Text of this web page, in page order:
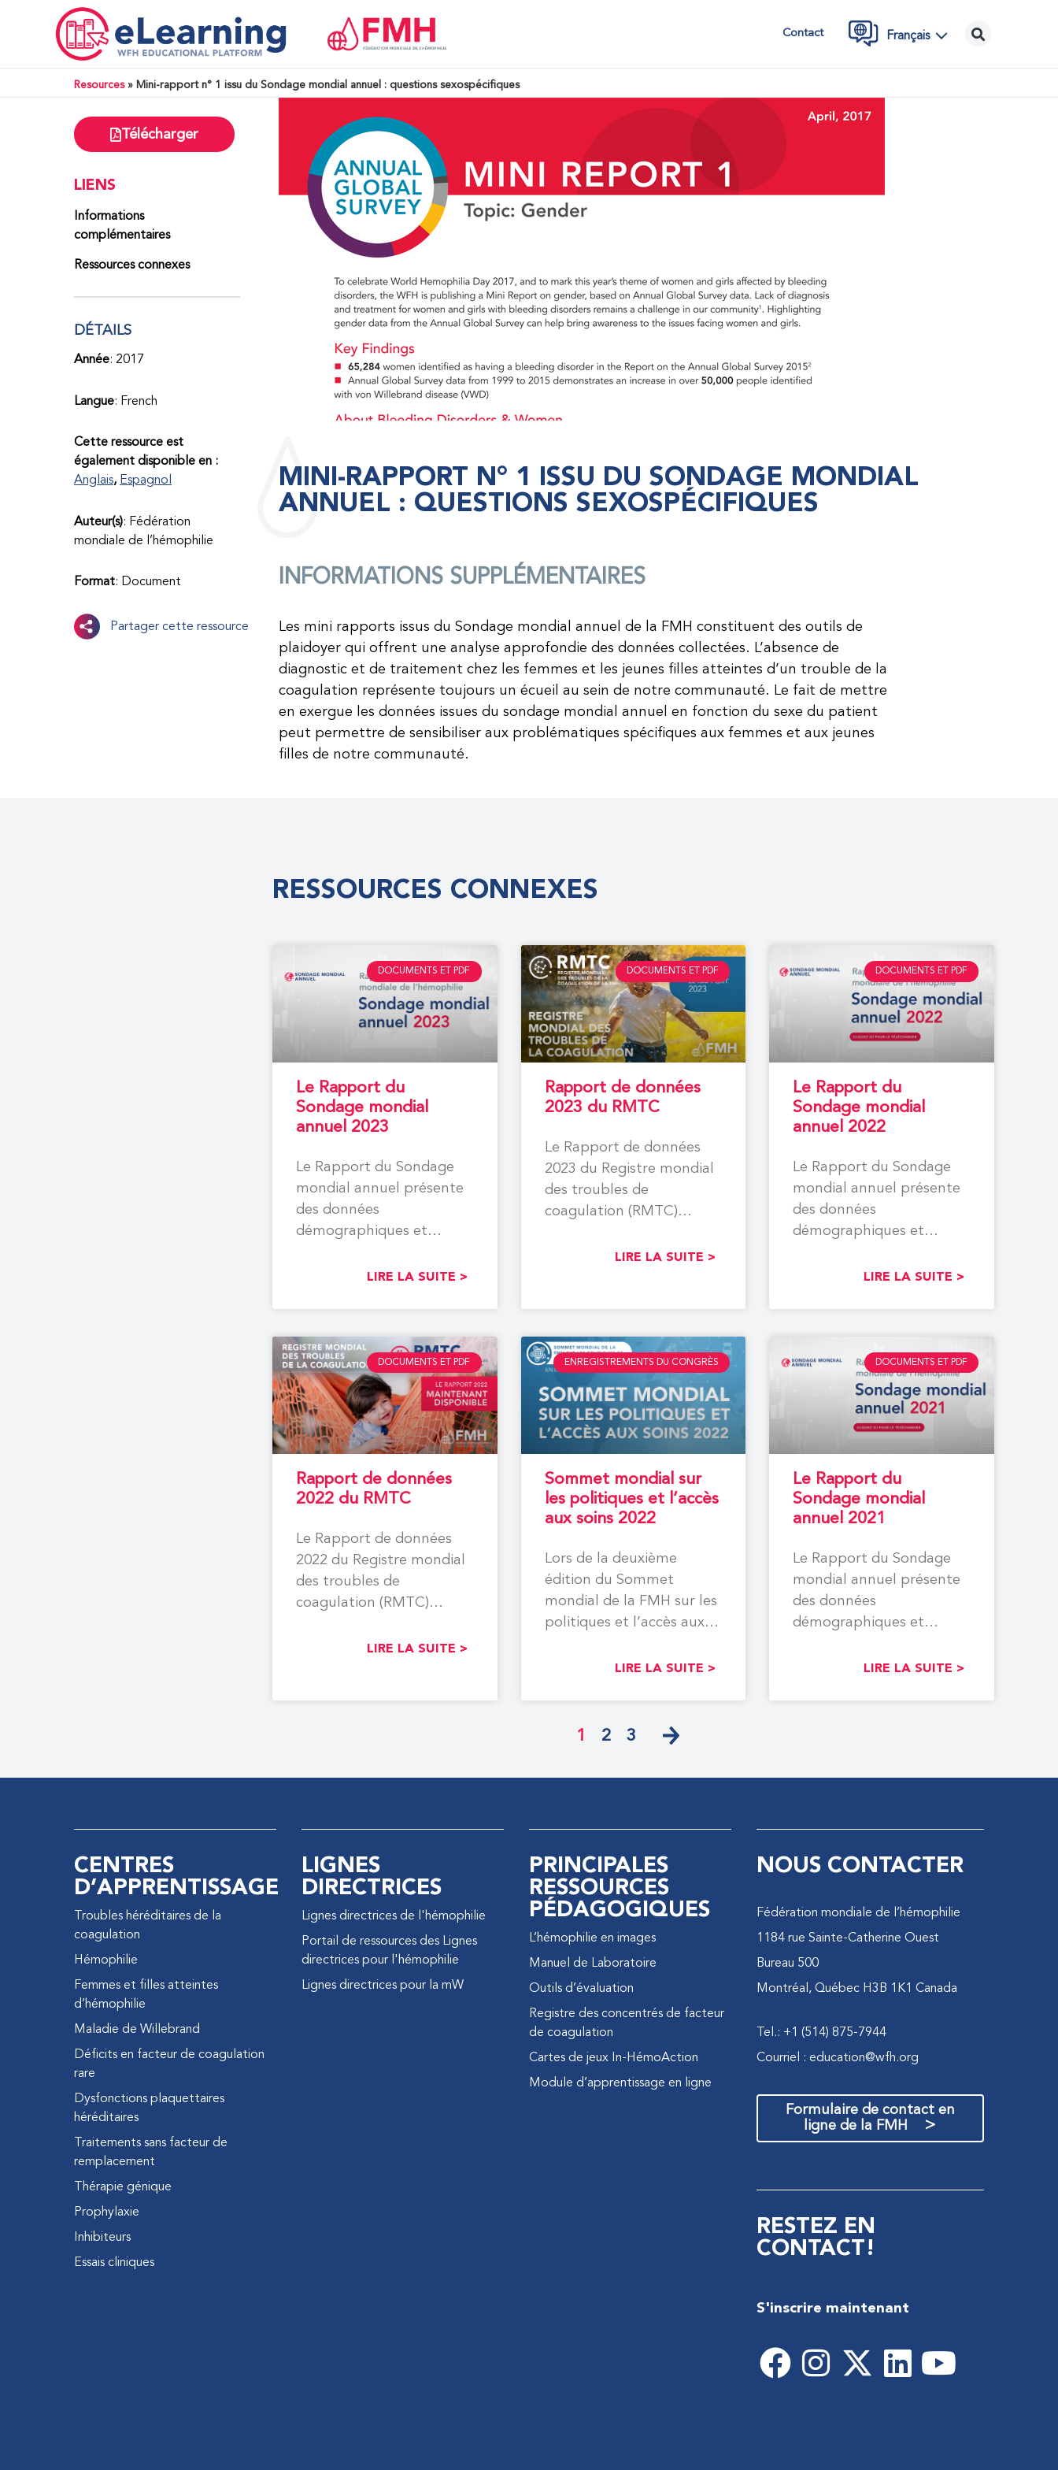
Contact Français
Resources» Mini-rapport n° 1 issu du Sondage mondial annuel : questions sexospécifiques
Télécharger
LIENS
Informations
complémentaires
Ressources connexes
DÉTAILS
Année: 2017
Langue: French
Cette ressource est
également disponible en :
Anglais Espagnol
Auteur(s): Fédération
mondiale de l’hémophilie
Format: Document
Partager cette ressource
MINI-RAPPORT N° 1 ISSU DU SONDAGE MONDIAL
ANNUEL : QUESTIONS SEXOSPÉCIFIQUES
INFORMATIONS SUPPLÉMENTAIRES
Les mini rapports issus du Sondage mondial annuel de la FMH constituent des outils de
plaidoyer qui offrent une analyse approfondie des données collectées. L’absence de
diagnostic et de traitement chez les femmes et les jeunes filles atteintes d’un trouble de la
coagulation représente toujours un écueil au sein de notre communauté. Le fait de mettre
en exergue les données issues du sondage mondial annuel en fonction du sexe du patient
peut permettre de sensibiliser aux problématiques spécifiques aux femmes et aux jeunes
filles de notre communauté.
RESSOURCES CONNEXES
DOCUMENTS ET PDF
Le Rapport du
Sondage mondial
annuel 2023
Le Rapport du Sondage
mondial annuel présente
des données
démographiques et
personnes atteintes
LIRE LA SUITE >
DOCUMENTS ET PDF
Rapport de données
2023 du RMTC
Le Rapport de données
2023 du Registre mondial
des troubles de
coagulation (RMTC)
relatives à plus deLIRE LA SUITE >
DOCUMENTS ET PDF
Le Rapport du
Sondage mondial
annuel 2022
Le Rapport du Sondage
mondial annuel présente
des données
démographiques et
personnes atteintes
LIRE LA SUITE >
DOCUMENTS ET PDF
Rapport de données
2022 du RMTC
Le Rapport de données
2022 du Registre mondial
des troubles de
coagulation (RMTC)
relatives à plus deLIRE LA SUITE >
ENREGISTREMENTS DU CONGRÈS
Sommet mondial sur
les politiques et l’accès
aux soins 2022
Lors de la deuxième
édition du Sommet
mondial de la FMH sur les
politiques et l’accès aux
présentationsLIRE LA SUITE >
DOCUMENTS ET PDF
Le Rapport du
Sondage mondial
annuel 2021
Le Rapport du Sondage
mondial annuel présente
des données
démographiques et
personnes atteintes
LIRE LA SUITE >
1 2 3
CENTRES
D’APPRENTISSAGE
Troubles héréditaires de la
coagulation
Hémophilie
Femmes et filles atteintes
d’hémophilie
Maladie de Willebrand
Déficits en facteur de coagulation
rare
Dysfonctions plaquettaires
héréditaires
Traitements sans facteur de
remplacement
Thérapie génique
Prophylaxie
Inhibiteurs
Essais cliniques
LIGNES
DIRECTRICES
Lignes directrices de l'hémophilie
Portail de ressources des Lignes
directrices pour l'hémophilie
Lignes directrices pour la mW
PRINCIPALES
RESSOURCES
PÉDAGOGIQUES
L’hémophilie en images
Manuel de Laboratoire
Outils d’évaluation
Registre des concentrés de facteur
de coagulation
Cartes de jeux In-HémoAction
Module d’apprentissage en ligne
NOUS CONTACTER
Fédération mondiale de l’hémophilie
1184 rue Sainte-Catherine Ouest
Bureau 500
Montréal, Québec H3B 1K1 Canada
Tel.: +1 (514) 875-7944
Courriel : education@wfh.org
Formulaire de contact en
ligne de la FMH
>
RESTEZ EN
CONTACT!
S'inscrire maintenant